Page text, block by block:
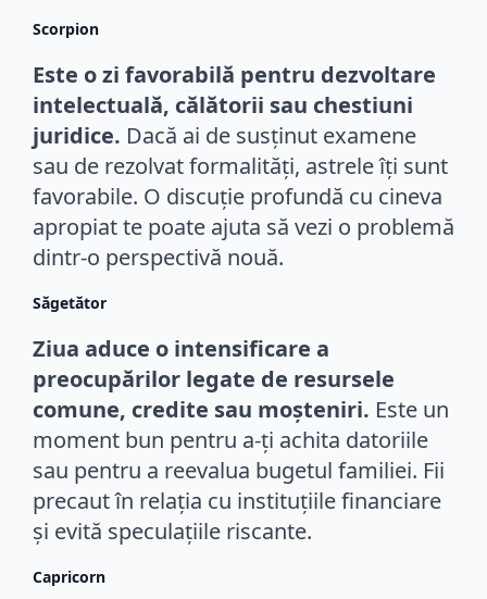
Scorpion
Este o zi favorabilă pentru dezvoltare
intelectuală, călătorii sau chestiuni
juridice. Dacă ai de susținut examene
sau de rezolvat formalități, astrele îți sunt
favorabile. O discuție profundă cu cineva
apropiat te poate ajuta să vezi o problemă
dintr-o perspectivă nouă.
Săgetător
Ziua aduce o intensificare a
preocupărilor legate de resursele
comune, credite sau moșteniri. Este un
moment bun pentru a-ți achita datoriile
sau pentru a reevalua bugetul familiei. Fii
precaut în relația cu instituțiile financiare
și evită speculațiile riscante.
Capricorn